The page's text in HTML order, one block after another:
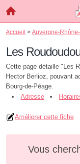
Accueil > Auvergne-
Les
Cette page détaille "Les
Hector Berlioz, pouvant
Bourg-de-Péage.
Adresse
Améliorer cette fiche
Vous